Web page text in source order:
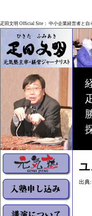
疋田文明 Official Site： 中小企業経営者と
出典: